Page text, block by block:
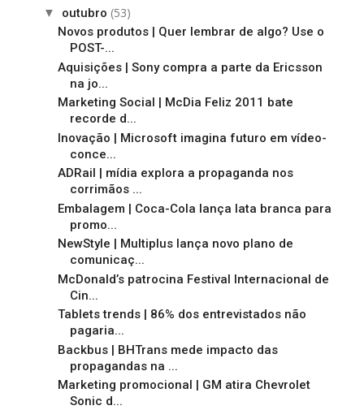
▼ outubro (53)
Novos produtos | Quer lembrar de algo? Use o
POST-...
Aquisições | Sony compra a parte da Ericsson
na jo...
Marketing Social | McDia Feliz 2011 bate
recorde d...
Inovação | Microsoft imagina futuro em vídeo-
conce...
ADRail | mídia explora a propaganda nos
corrimãos ...
Embalagem | Coca-Cola lança lata branca para
promo...
NewStyle | Multiplus lança novo plano de
comunicaç...
McDonald’s patrocina Festival Internacional de
Cin...
Tablets trends | 86% dos entrevistados não
pagaria...
Backbus | BHTrans mede impacto das
propagandas na ...
Marketing promocional | GM atira Chevrolet
Sonic d...